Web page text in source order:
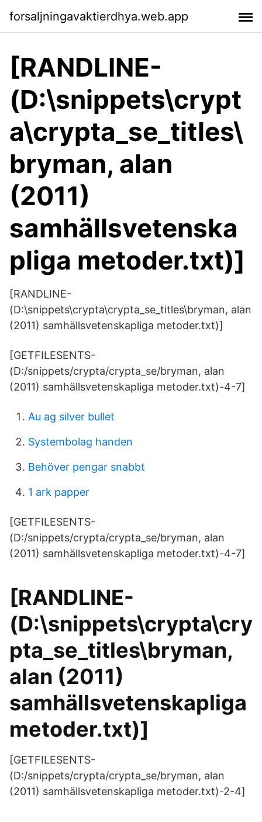
forsaljningavaktierdhya.web.app
[RANDLINE-
(D:\snippets\crypt
a\crypta_se_titles\
bryman, alan
(2011)
samhällsvetenska
pliga metoder.txt)]
[RANDLINE-
(D:\snippets\crypta\crypta_se_titles\bryman, alan
(2011) samhällsvetenskapliga metoder.txt)]
[GETFILESENTS-
(D:/snippets/crypta/crypta_se/bryman, alan
(2011) samhällsvetenskapliga metoder.txt)-4-7]
Au ag silver bullet
Systembolag handen
Behöver pengar snabbt
1 ark papper
[GETFILESENTS-
(D:/snippets/crypta/crypta_se/bryman, alan
(2011) samhällsvetenskapliga metoder.txt)-4-7]
[RANDLINE-
(D:\snippets\crypta\cry
pta_se_titles\bryman,
alan (2011)
samhällsvetenskapliga
metoder.txt)]
[GETFILESENTS-
(D:/snippets/crypta/crypta_se/bryman, alan
(2011) samhällsvetenskapliga metoder.txt)-2-4]